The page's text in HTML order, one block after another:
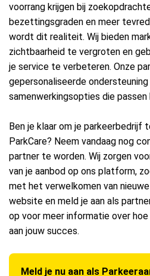
voorrang krijgen bij
bezettingsgraden en meer
wordt dit realiteit. Wij bieden
zichtbaarheid te vergroten en
je service te verbeteren. Onze
gepersonaliseerde
samenwerkingsopties die
Ben je klaar om je parkeerbedrijf
ParkCare? Neem vandaag nog
partner te worden. Wij zorgen
van je aanbod op ons platform,
met het verwelkomen van
website en meld je aan als
op voor meer informatie over
aan jouw succes.
Meld je nu aan als